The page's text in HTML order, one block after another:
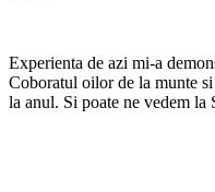
Experienta de azi mi-a
Coboratul oilor de la munte
la anul. Si poate ne vedem la